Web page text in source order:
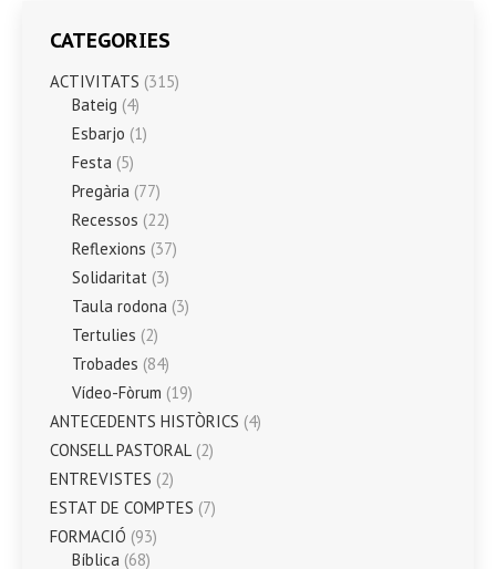
CATEGORIES
ACTIVITATS (315)
Bateig (4)
Esbarjo (1)
Festa (5)
Pregària (77)
Recessos (22)
Reflexions (37)
Solidaritat (3)
Taula rodona (3)
Tertulies (2)
Trobades (84)
Vídeo-Fòrum (19)
ANTECEDENTS HISTÒRICS (4)
CONSELL PASTORAL (2)
ENTREVISTES (2)
ESTAT DE COMPTES (7)
FORMACIÓ (93)
Bíblica (68)